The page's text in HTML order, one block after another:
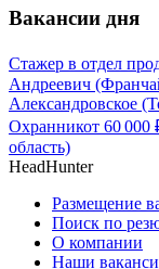
Вакансии дня
Стажер в отдел
Андреевич
Александровское
Охранникот 60 000
область)
HeadHunter
Размещение
Поиск по
О компании
Наши